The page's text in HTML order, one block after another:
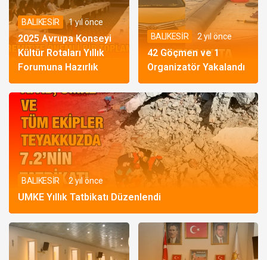
BALIKESİR 1 yıl önce
2025 Avrupa Konseyi
Kültür Rotaları Yıllık
Forumuna Hazırlık
BALIKESİR 2 yıl önce
42 Göçmen ve 1
Organizatör Yakalandı
BALIKESİR 2 yıl önce
UMKE Yıllık Tatbikatı Düzenlendi